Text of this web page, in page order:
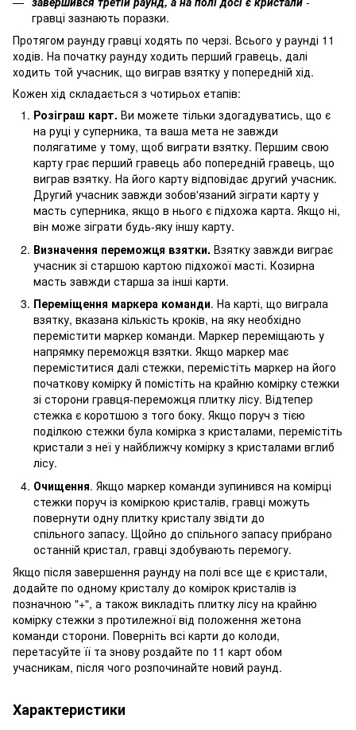
гравці зазнають поразки.
Протягом раунду гравці ходять по черзі. Всього у раунді 11
ходів. На початку раунду ходить перший гравець, далі
ходить той учасник, що виграв взятку у попередній хід.
Кожен хід складається з чотирьох етапів:
Розіграш карт. Ви можете тільки здогадуватись, що є
на руці у суперника, та ваша мета не завжди
полягатиме у тому, щоб виграти взятку. Першим свою
карту грає перший гравець або попередній гравець, що
виграв взятку. На його карту відповідає другий учасник.
Другий учасник завжди зобов'язаний зіграти карту у
масть суперника, якщо в нього є підхожа карта. Якщо ні,
він може зіграти будь-яку іншу карту.
Визначення переможця взятки. Взятку завжди виграє
учасник зі старшою картою підхожої масті. Козирна
масть завжди старша за інші карти.
Переміщення маркера команди. На карті, що виграла
взятку, вказана кількість кроків, на яку необхідно
перемістити маркер команди. Маркер переміщають у
напрямку переможця взятки. Якщо маркер має
переміститися далі стежки, перемістіть маркер на його
початкову комірку й помістіть на крайню комірку стежки
зі сторони гравця-переможця плитку лісу. Відтепер
стежка є коротшою з того боку. Якщо поруч з тією
поділкою стежки була комірка з кристалами, перемістіть
кристали з неї у найближчу комірку з кристалами вглиб
лісу.
Очищення. Якщо маркер команди зупинився на комірці
стежки поруч із коміркою кристалів, гравці можуть
повернути одну плитку кристалу звідти до
спільного запасу. Щойно до спільного запасу прибрано
останній кристал, гравці здобувають перемогу.
Якщо після завершення раунду на полі все ще є кристали,
додайте по одному кристалу до комірок кристалів із
позначною "+", а також викладіть плитку лісу на крайню
комірку стежки з протилежної від положення жетона
команди сторони. Поверніть всі карти до колоди,
перетасуйте її та знову роздайте по 11 карт обом
учасникам, після чого розпочинайте новий раунд.
Характеристики